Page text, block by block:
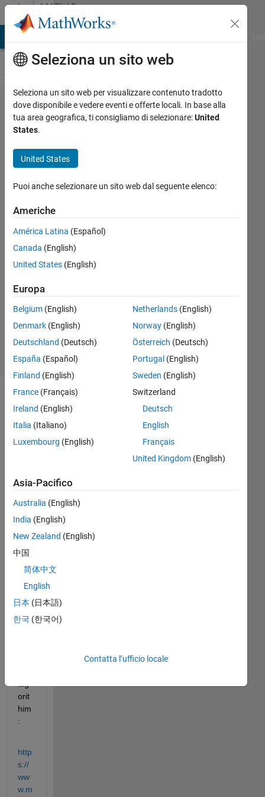
Vai al contenutoMATLAB
Answers
Deep
Learning
how to
code?
Manny
2024
1
Aggiornato
7 Mar 2024
Visualizzazioni
(30 giorni)
I
ng
this
to
imp
lem
ent
a
dee
orit
him
:
http
s://
ww
w.m
Seleziona un sito web
Seleziona un sito web per visualizzare contenuto tradotto
dove disponibile e vedere eventi e offerte locali. In base alla
tua area geografica, ti consigliamo di selezionare:United
States.
United States
Puoi anche selezionare un sito web dal seguente elenco:
Americhe
América Latina (Español)
Canada (English)
United States (English)
Europa
Belgium (English)
Denmark (English)
Deutschland (Deutsch)
España (Español)
Finland (English)
France (Français)
Ireland (English)
Italia (Italiano)
Luxembourg (English)
Netherlands(English)
Norway(English)
Österreich (Deutsch)
Portugal (English)
Sweden (English)
Switzerland
Deutsch
English
Français
United Kingdom(English)
Asia-Pacifico
Australia (English)
India (English)
New Zealand (English)
中国
简体中文
English
日本 (日本語)
한국 (한국어)
Contatta l’ufficio locale